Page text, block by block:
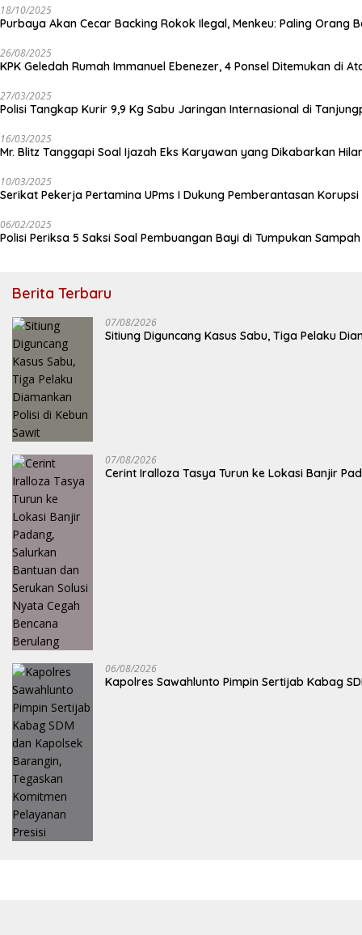
18/10/2025
Purbaya Akan Cecar Backing Rokok Ilegal, Menkeu: Paling Orang
26/08/2025
KPK Geledah Rumah Immanuel Ebenezer, 4 Ponsel Ditemukan di
27/03/2025
Polisi Tangkap Kurir 9,9 Kg Sabu Jaringan Internasional di
16/03/2025
Mr. Blitz Tanggapi Soal Ijazah Eks Karyawan yang Dikabarkan
10/03/2025
Serikat Pekerja Pertamina UPms I Dukung Pemberantasan
06/02/2025
Polisi Periksa 5 Saksi Soal Pembuangan Bayi di Tumpukan
Berita Terbaru
07/08/2026
Sitiung Diguncang Kasus Sabu, Tiga Pelaku
07/08/2026
Cerint Iralloza Tasya Turun ke Lokasi Banjir
06/08/2026
Kapolres Sawahlunto Pimpin Sertijab Kabag